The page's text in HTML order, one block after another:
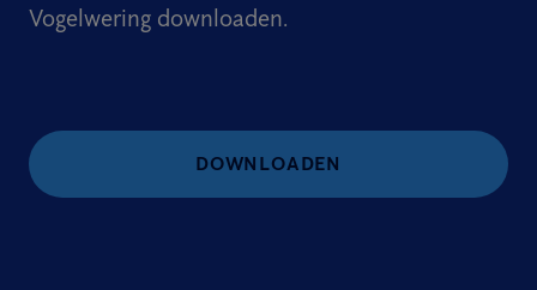
Vogelwering downloaden.
DOWNLOADEN